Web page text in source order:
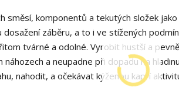
komponentů a tekutých složek
záběru, a to i ve stížených
tvárné a odolné. Vyrobit hustší a
a neupadne při dopadu na
nahodit, a očekávat kýženou kapří